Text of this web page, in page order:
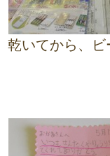
乾いてから、